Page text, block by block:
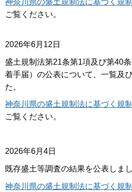
神奈川県の盛土規制法に基づく規
ご覧ください。
2026年6月12日
盛土規制法第21条第1項及び第40
着手届）の公表について、一覧及
た。
神奈川県の盛土規制法に基づく規
ご覧ください。
2026年6月4日
既存盛土等調査の結果を公表しまし
神奈川県の盛土規制法に基づく規